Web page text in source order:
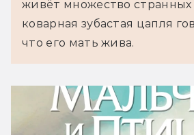
живёт множество странных
коварная зубастая цапля